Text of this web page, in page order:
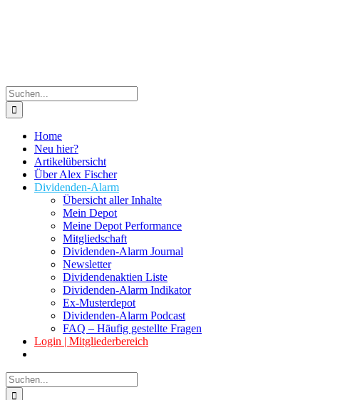
Suche
nach:
Home
Neu hier?
Artikelübersicht
Über Alex Fischer
Dividenden-Alarm
Übersicht aller Inhalte
Mein Depot
Meine Depot Performance
Mitgliedschaft
Dividenden-Alarm Journal
Newsletter
Dividendenaktien Liste
Dividenden-Alarm Indikator
Ex-Musterdepot
Dividenden-Alarm Podcast
FAQ – Häufig gestellte Fragen
Login | Mitgliederbereich
Suche
nach: